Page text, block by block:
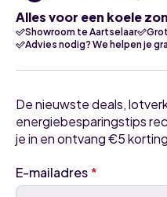
Alles voor een koele
Showroom te Aartselaar
Advies nodig? We helpen je
De nieuwste deals,
energiebesparingstips
je in en ontvang €5
E-mailadres*